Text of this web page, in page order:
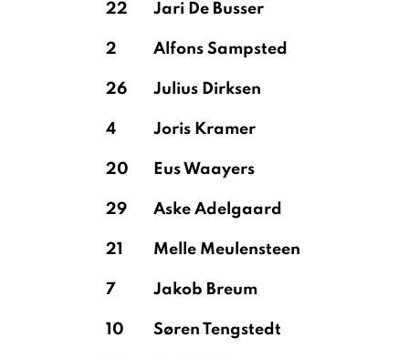
22 Jari De Busser
2 Alfons Sampsted
26 Julius Dirksen
4 Joris Kramer
20 Eus Waayers
29 Aske Adelgaard
21 Melle Meulensteen
7 Jakob Breum
10 Søren Tengstedt